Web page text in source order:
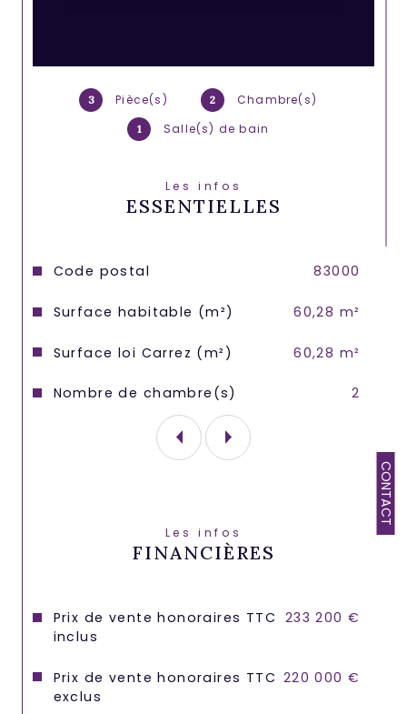
CONTACT
3 Pièce(s) 2 Chambre(s)
1 Salle(s) de bain
Les infos
ESSENTIELLES
Caractéristiques Valeurs
Code postal 83000
Surface habitable (m²) 60,28 m²
Surface loi Carrez (m²) 60,28 m²
Nombre de chambre(s) 2
Les plus : résidence soignée à
composée de deux bâtiments avec
patio de verdure intèrieur et
appartement labellisé BBC RT 2012,
Les infos
FINANCIÈRES
Prix de vente honoraires TTC
inclus
233 200 €
Prix de vente honoraires TTC
exclus
220 000 €